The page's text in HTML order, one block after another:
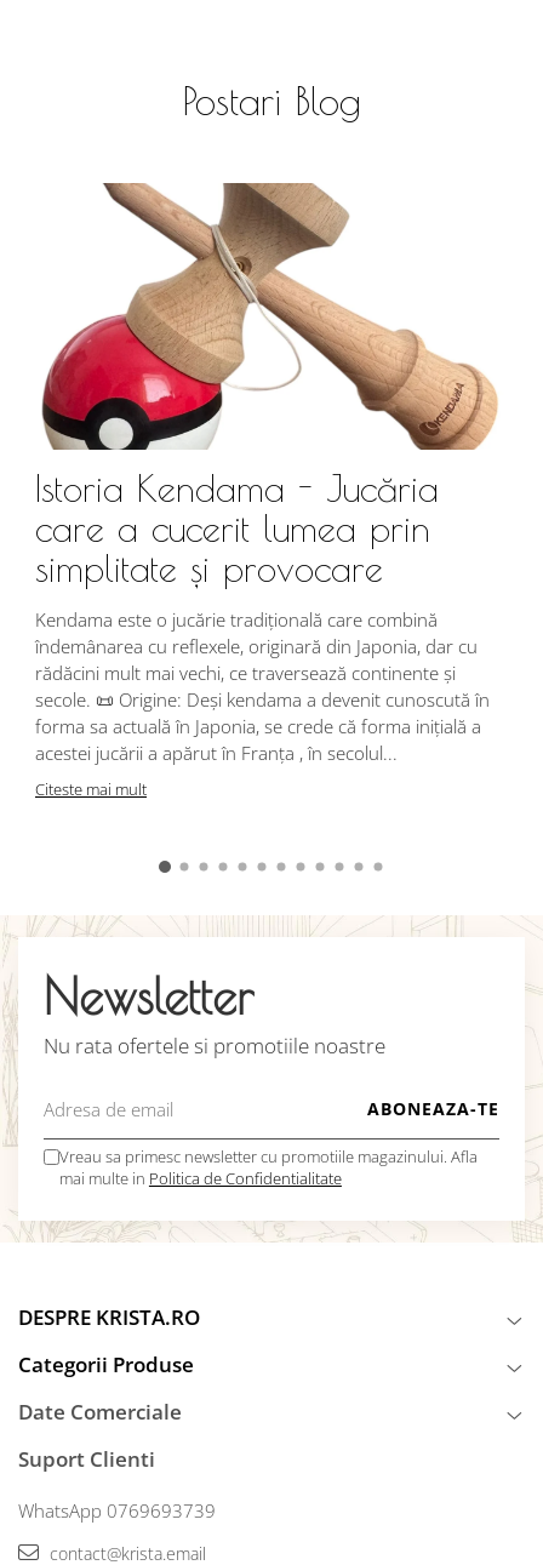
Postari Blog
Istoria Kendama - Jucăria
care a cucerit lumea prin
simplitate și provocare
Kendama este o jucărie tradițională care combină
îndemânarea cu reflexele, originară din Japonia, dar cu
rădăcini mult mai vechi, ce traversează continente și
secole. 📜 Origine: Deși kendama a devenit cunoscută în
forma sa actuală în Japonia, se crede că forma inițială a
acestei jucării a apărut în Franța , în secolul...
Citeste mai mult
Newsletter
Nu rata ofertele si promotiile noastre
Vreau sa primesc newsletter cu promotiile magazinului. Afla
mai multe in Politica de Confidentialitate
DESPRE KRISTA.RO
Categorii Produse
Date Comerciale
Suport Clienti
WhatsApp 0769693739
contact@krista.email